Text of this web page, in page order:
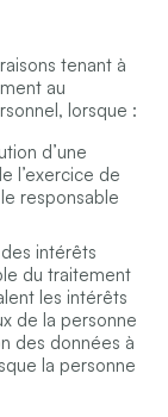
tenant à
au
lorsque :
d’une
l’exercice de
responsable
intérêts
du traitement
les intérêts
de la personne
des données à
la personne